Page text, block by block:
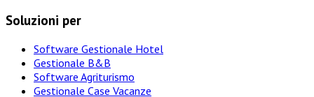
Soluzioni per
Software Gestionale Hotel
Gestionale B&B
Software Agriturismo
Gestionale Case Vacanze